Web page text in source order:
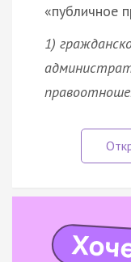
«публичное
1)